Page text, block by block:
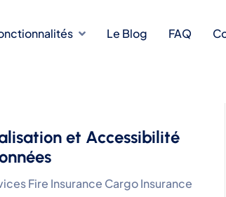
Le Blog FAQ
et Accessibilité
Fire Insurance Cargo Insurance